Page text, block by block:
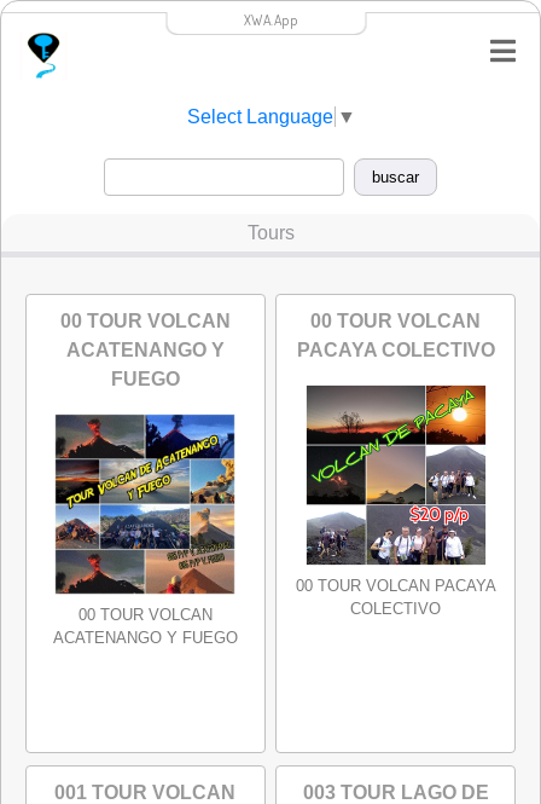
XWA.App
Select Language ▼
Tours
00 TOUR VOLCAN
ACATENANGO Y
FUEGO
00 TOUR VOLCAN
ACATENANGO Y FUEGO
00 TOUR VOLCAN
PACAYA COLECTIVO
00 TOUR VOLCAN PACAYA
COLECTIVO
001 TOUR VOLCAN
003 TOUR LAGO DE